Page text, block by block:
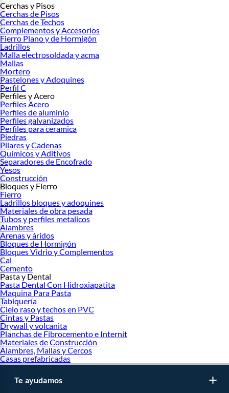
Cerchas y Pisos
Cerchas de Pisos
Cerchas de Techos
Complementos y Accesorios
Fierro Plano y de Hormigón
Ladrillos
Malla electrosoldada y acma
Mallas
Mortero
Pastelones y Adoquines
Perfil C
Perfiles y Acero
Perfiles Acero
Perfiles de aluminio
Perfiles galvanizados
Perfiles para ceramica
Piedras
Pilares y Cadenas
Químicos y Aditivos
Separadores de Encofrado
Yesos
Construcción
Bloques y Fierro
Fierro
Ladrillos bloques y adoquines
Materiales de obra pesada
Tubos y perfiles metalicos
Alambres
Arenas y áridos
Bloques de Hormigón
Bloques Vidrio y Complementos
Cal
Cemento
Pasta y Dental
Pasta Dental Con Hidroxiapatita
Maquina Para Pasta
Tabiquería
Cielo raso y techos en PVC
Cintas y Pastas
Drywall y volcanita
Planchas de Fibrocemento e Internit
Materiales de Construcción
Alambres, Mallas y Cercos
Casas prefabricadas
Te ayudamos